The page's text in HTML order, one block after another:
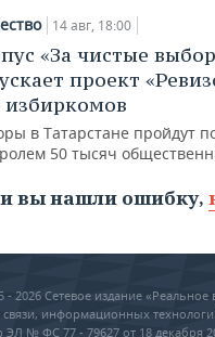
14 авг, 18:00
«За чистые
проект
избиркомов
в Татарстане пройдут
50 тысяч
вы нашли ошибку,
- 2026 Сетевое издание
связи, информационных
ЭЛ № ФС 77 - 79627 от 18 декабря